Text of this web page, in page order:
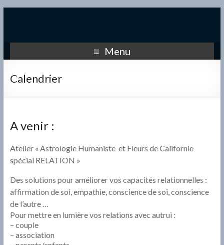
Christine Thomas Astro
Menu
Calendrier
A venir :
Atelier « Astrologie Humaniste et Fleurs de Californie
spécial RELATION »
Des solutions pour améliorer vos capacités relationnelles :
affirmation de soi, empathie, conscience de soi, conscience
de l’autre …
Pour mettre en lumière vos relations avec autrui :
– couple
– association